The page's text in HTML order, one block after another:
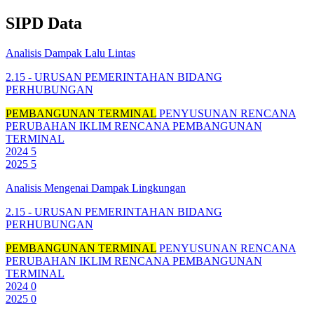
SIPD Data
Analisis Dampak Lalu Lintas
2.15 - URUSAN PEMERINTAHAN BIDANG
PERHUBUNGAN
PEMBANGUNAN TERMINAL PENYUSUNAN RENCANA
PERUBAHAN IKLIM RENCANA PEMBANGUNAN
TERMINAL
2024 5
2025 5
Analisis Mengenai Dampak Lingkungan
2.15 - URUSAN PEMERINTAHAN BIDANG
PERHUBUNGAN
PEMBANGUNAN TERMINAL PENYUSUNAN RENCANA
PERUBAHAN IKLIM RENCANA PEMBANGUNAN
TERMINAL
2024 0
2025 0